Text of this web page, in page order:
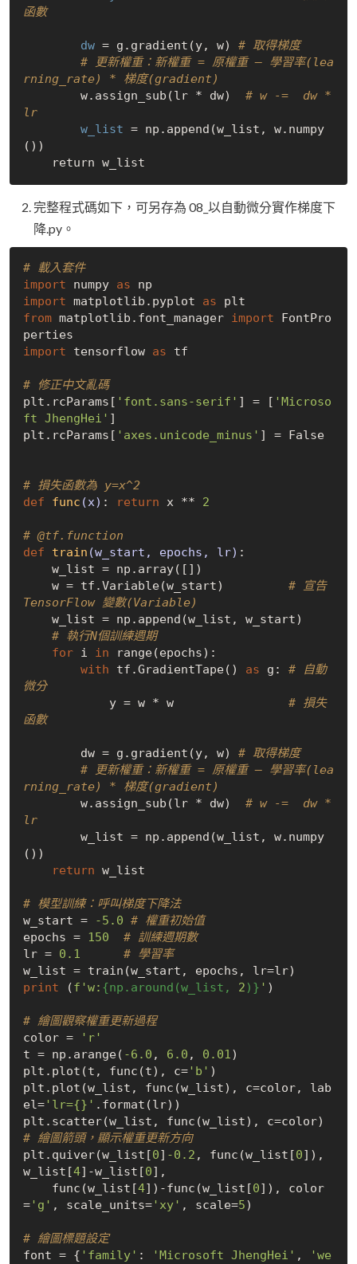
函數
dw = g.gradient(y, w) # 取得梯度
# 更新權重：新權重 = 原權重 — 學習率(lea
rning_rate) * 梯度(gradient)
        w.assign_sub(lr * dw)
# w -=  dw *
lr
w_list = np.append(w_list, w.numpy
())
完整程式碼如下，可另存為 08_以自動微分實作梯度下
降.py。
# 載入套件
import numpy as
import matplotlib.pyplot as
from matplotlib.font_manager import FontPro
import tensorflow as tf
# 修正中文亂碼
plt.rcParams[ 'font.sans-serif' ] = [ 'Microso
ft JhengHei' ]
plt.rcParams[ 'axes.unicode_minus' ] = False
# 損失函數為 y=x^2
def
func (x) : return x ** 2
# @tf.function
def
train (w_start, epochs, lr) :
    w = tf.Variable(w_start)
# 宣告
TensorFlow 變數(Variable)
# 執行N個訓練週期
for i in range(epochs):
with tf.GradientTape() as g: # 自動
微分
            y = w * w
# 損失
函數
        dw = g.gradient(y, w)
# 取得梯度
# 更新權重：新權重 = 原權重 — 學習率(lea
rning_rate) * 梯度(gradient)
        w.assign_sub(lr * dw)
# w -=  dw *
lr
())
return w_list
# 模型訓練：呼叫梯度下降法
w_start =
-5.0 # 權重初始值
epochs = 150
# 訓練週期數
lr = 0.1
# 學習率
print (f'w: {np.around(w_list, 2)} ' )
# 繪圖觀察權重更新過程
color =
'r'
t = np.arange( -6.0 , 6.0 , 0.01)
plt.plot(t, func(t), c='b' )
plt.plot(w_list, func(w_list), c=color, lab
el='lr={}' .format(lr))
# 繪圖箭頭，顯示權重更新方向
plt.quiver(w_list[0] -0.2 , func(w_list[0]),
w_list[4]-w_list[0],
    func(w_list[
4])-func(w_list[0]), color
='g' , scale_units='xy' , scale=5)
# 繪圖標題設定
font = { 'family' : 'Microsoft JhengHei' ,
'we